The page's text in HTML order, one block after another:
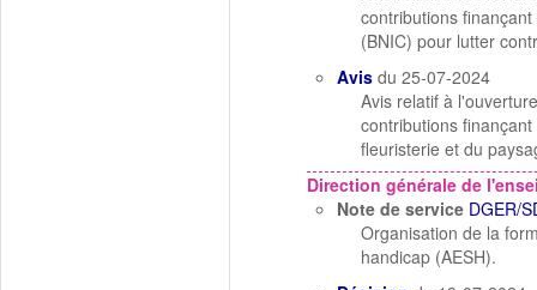
contributions
(BNIC) pour lutter
Avis du 25-07-2024
Avis relatif à
contributions
fleuristerie et du
Direction générale de
Note de service DGER/
Organisation de la
handicap (AESH).